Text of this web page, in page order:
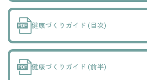
健康づくりガイド (目次)
健康づくりガイド (前半)